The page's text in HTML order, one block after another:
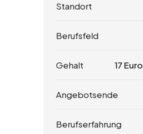
Standort
Berufsfeld
Gehalt 17 Euro
Angebotsende
Berufserfahrung